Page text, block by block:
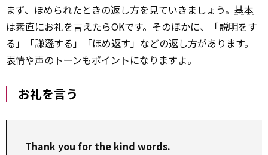
まず、ほめられたときの返し方を見ていきましょう。 基本
は素直にお礼を言えたらOKです。そのほかに、「説明をす
る」「謙遜する」「ほめ返す」などの返し方があります。
表情や声のトーンもポイントになりますよ。
お礼を言う
Thank you for the kind words.